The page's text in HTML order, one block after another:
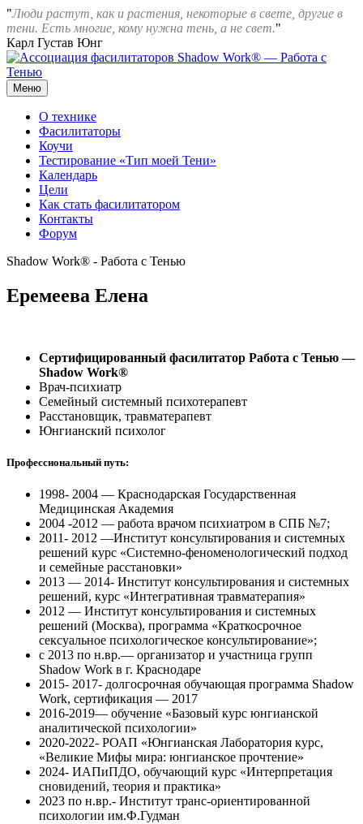
Перейти
к
содержимому
"Люди растут, как и растения, некоторые в свете, другие в
тени. Есть многие, кому нужна тень, а не свет."
Карл Густав Юнг
Ассоциация фасилитаторов Shadow Work® — Работа с Тенью
Меню
О технике
Фасилитаторы
Коучи
Тестирование «Тип моей Тени»
Календарь
Цели
Как стать фасилитатором
Контакты
Форум
Shadow Work® - Работа с Тенью
Еремеева Елена
Сертифицированный фасилитатор Работа с Тенью —
Shadow Work®
Врач-психиатр
Семейный системный психотерапевт
Расстановщик, травматерапевт
Юнгианский психолог
Профессиональный путь:
1998- 2004 — Краснодарская Государственная
Медицинская Академия
2004 -2012 — работа врачом психиатром в СПБ №7;
2011- 2012 —Институт консультирования и системных
решений курс «Системно-феноменологический подход
и семейные расстановки»
2013 — 2014- Институт консультирования и системных
решений, курс «Интегративная травматерапия»
2012 — Институт консультирования и системных
решений (Москва), программа «Краткосрочное
сексуальное психологическое консультирование»;
с 2013 по н.вр.— организатор и участница групп
Shadow Work в г. Краснодаре
2015- 2017- долгосрочная обучающая программа Shadow
Work, сертификация — 2017
2016-2019— обучение «Базовый курс юнгианской
аналитической психологии»
2020-2022- РОАП «Юнгианская Лаборатория курс,
«Великие Мифы мира: юнгианское прочтение»
2024- ИАПиПДО, обучающий курс «Интерпретация
сновидений, теория и практика»
2023 по н.вр.- Институт транс-ориентированной
психологии им.Ф.Гудман